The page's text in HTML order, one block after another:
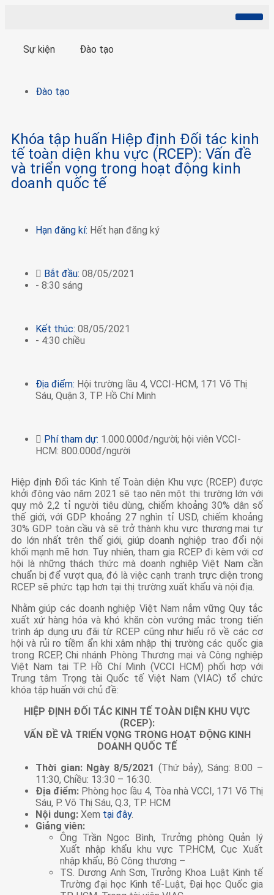
Sự kiện Đào tạo
Đào tạo
Khóa tập huấn Hiệp định Đối tác kinh
tế toàn diện khu vực (RCEP): Vấn đề
và triển vọng trong hoạt động kinh
doanh quốc tế
Hạn đăng kí: Hết hạn đăng ký
Bắt đầu: 08/05/2021
- 8:30 sáng
Kết thúc: 08/05/2021
- 4:30 chiều
Địa điểm: Hội trường lầu 4, VCCI-HCM, 171 Võ Thị
Sáu, Quận 3, TP. Hồ Chí Minh
Phí tham dự: 1.000.000đ/người; hội viên VCCI-
HCM: 800.000đ/người
Hiệp định Đối tác Kinh tế Toàn diện Khu vực (RCEP) được
khởi động vào năm 2021 sẽ tạo nên một thị trường lớn với
quy mô 2,2 tỉ người tiêu dùng, chiếm khoảng 30% dân số
thế giới, với GDP khoảng 27 nghìn tỉ USD, chiếm khoảng
30% GDP toàn cầu và sẽ trở thành khu vực thương mại tự
do lớn nhất trên thế giới, giúp doanh nghiệp trao đổi nội
khối mạnh mẽ hơn. Tuy nhiên, tham gia RCEP đi kèm với cơ
hội là những thách thức mà doanh nghiệp Việt Nam cần
chuẩn bị để vượt qua, đó là việc cạnh tranh trực diện trong
RCEP sẽ phức tạp hơn tại thị trường xuất khẩu và nội địa.
Nhằm giúp các doanh nghiệp Việt Nam nắm vững Quy tắc
xuất xứ hàng hóa và khó khăn còn vướng mắc trong tiến
trình áp dụng ưu đãi từ RCEP cũng như hiểu rõ về các cơ
hội và rủi ro tiềm ẩn khi xâm nhập thị trường các quốc gia
trong RCEP, Chi nhánh Phòng Thương mại và Công nghiệp
Việt Nam tại TP. Hồ Chí Minh (VCCI HCM) phối hợp với
Trung tâm Trọng tài Quốc tế Việt Nam (VIAC) tổ chức
khóa tập huấn với chủ đề:
HIỆP ĐỊNH ĐỐI TÁC KINH TẾ TOÀN DIỆN KHU VỰC
(RCEP):
VẤN ĐỀ VÀ TRIỂN VỌNG TRONG HOẠT ĐỘNG KINH
DOANH QUỐC TẾ
Thời gian: Ngày 8/5/2021 (Thứ bảy), Sáng: 8:00 –
11:30, Chiều: 13:30 – 16:30.
Địa điểm: Phòng học lầu 4, Tòa nhà VCCI, 171 Võ Thị
Sáu, P. Võ Thị Sáu, Q.3, TP. HCM
Nội dung: Xem tại đây.
Giảng viên:
Ông Trần Ngọc Bình, Trưởng phòng Quản lý
Xuất nhập khẩu khu vực TP.HCM, Cục Xuất
nhập khẩu, Bộ Công thương –
TS. Dương Anh Sơn, Trưởng Khoa Luật Kinh tế
Trường đại học Kinh tế-Luật, Đại học Quốc gia